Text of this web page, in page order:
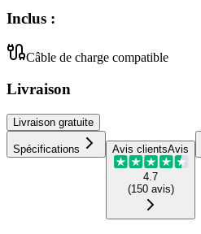
Inclus :
Câble de charge compatible
Livraison
Livraison gratuite
Spécifications Avis clientsAvis
4.7
(150 avis)